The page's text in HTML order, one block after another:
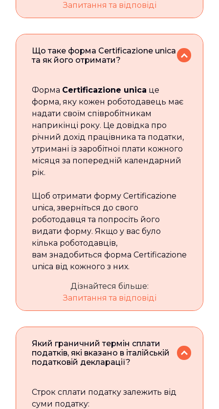
Запитання та відповіді
Що таке форма Certificazione unica
та як його отримати?
Форма Certificazione unica це
форма, яку кожен роботодавець має
надати своїм співробітникам
наприкінці року. Це довідка про
річний дохід працівника та податки,
утримані із заробітної плати кожного
місяця за попередній календарний
рік.
Щоб отримати форму Certificazione
unica, зверніться до свого
роботодавця та попросіть його
видати форму. Якщо у вас було
кілька роботодавців,
вам знадобиться форма Certificazione
unica від кожного з них.
Дізнайтеся більше:
Запитання та відповіді
Який граничний термін сплати
податків, які вказано в італійській
податковій декларації?
Строк сплати податку залежить від
суми податку: